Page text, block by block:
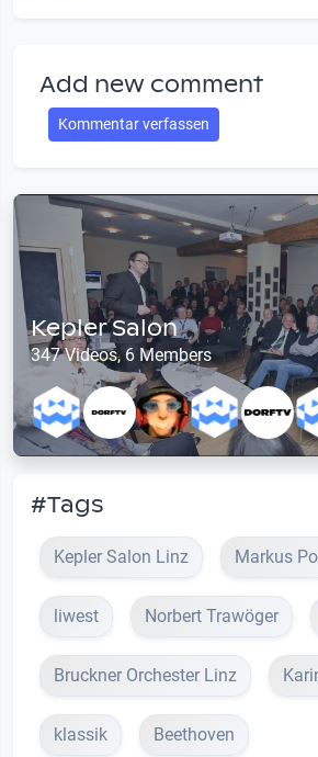
Add new comment
Kommentar verfassen
Kepler Salon
347 Videos, 6 Members
#Tags
Kepler Salon Linz Markus
liwest Norbert Trawöger
Bruckner Orchester Linz
klassik Beethoven